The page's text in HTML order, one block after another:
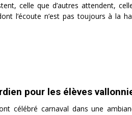
celle que d’autres attendent,
l’écoute n’est pas toujours à la
pour les élèves
célébré carnaval dans une